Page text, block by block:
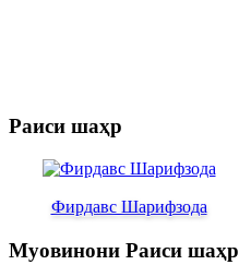
Раиси шаҳр
Фирдавс Шарифзода
Муовинони Раиси шаҳр